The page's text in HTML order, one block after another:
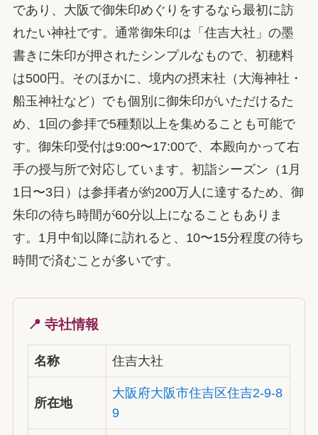
であり、大阪で御朱印めぐりをするなら最初に訪
れたい神社です。通常御朱印は「住吉大社」の墨
書きに朱印が押されたシンプルなもので、初穂料
は500円。そのほかに、境内の摂末社（大海神社・
船玉神社など）でも個別に御朱印がいただけるた
め、1回の参拝で5種類以上を集めることも可能で
す。御朱印受付は9:00〜17:00で、本殿向かって右
手の授与所で対応しています。初詣シーズン（1月
1日〜3日）は参拝者が約200万人に達するため、御
朱印の待ち時間が60分以上になることもありま
す。1月中旬以降に訪れると、10〜15分程度の待ち
時間で済むことが多いです。
📍 寺社情報
名称 住吉大社
所在地
大阪府大阪市住吉区住吉2-9-8
9